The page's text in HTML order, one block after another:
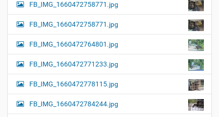
FB_IMG_1660472758771.jpg
FB_IMG_1660472758771.jpg
FB_IMG_1660472764801.jpg
FB_IMG_1660472771233.jpg
FB_IMG_1660472778115.jpg
FB_IMG_1660472784244.jpg